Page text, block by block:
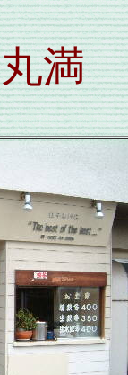
丸満